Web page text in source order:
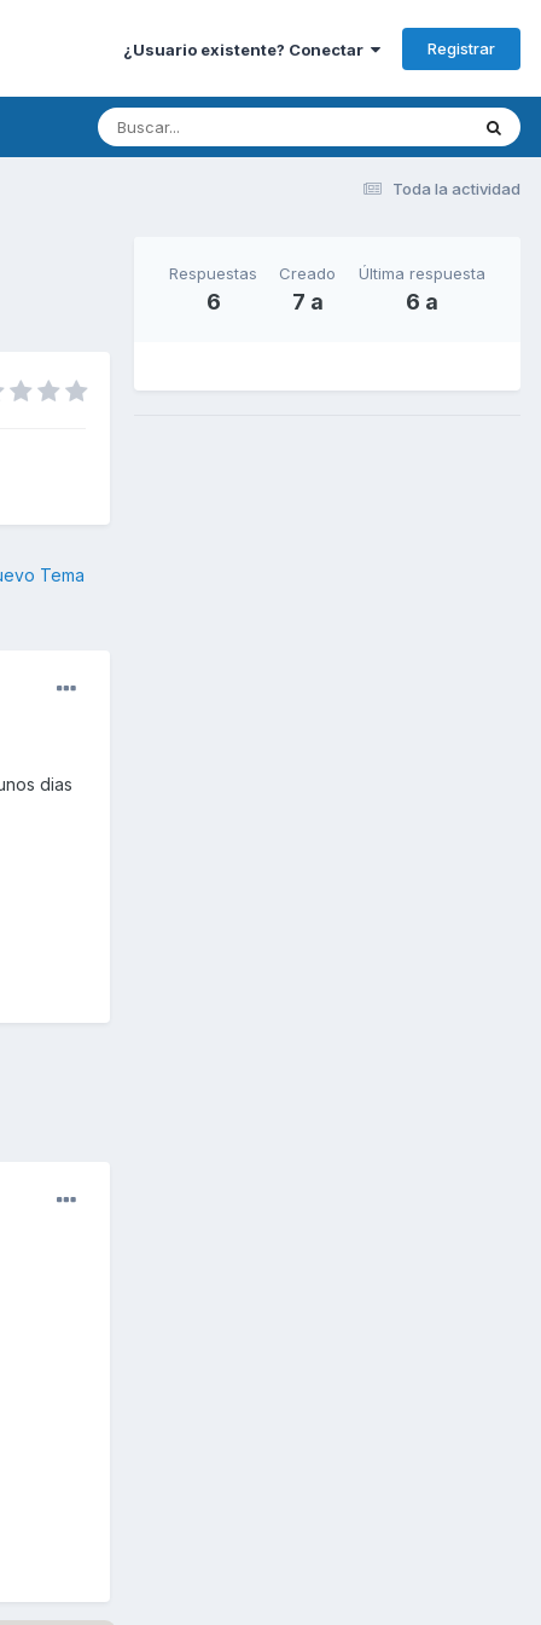
¿Usuario existente? Conectar Registrar
Toda la actividad
Tema
dias
Respuestas
6
Creado
7 a
Última respuesta
6 a